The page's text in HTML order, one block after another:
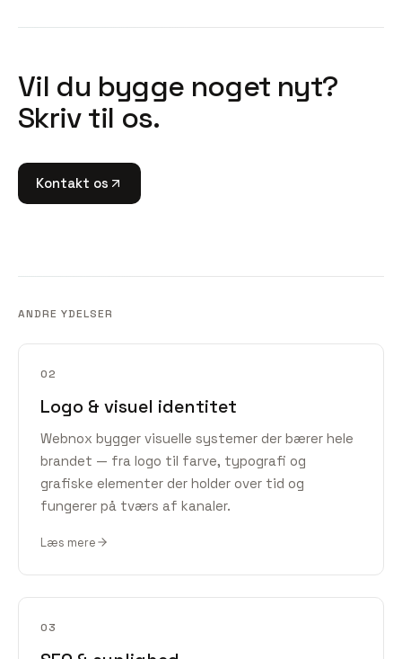
Vil du bygge noget nyt?
Skriv til os.
Kontakt os
ANDRE YDELSER
02
Logo & visuel identitet
Webnox bygger visuelle systemer der bærer hele
brandet — fra logo til farve, typografi og
grafiske elementer der holder over tid og
fungerer på tværs af kanaler.
Læs mere
03